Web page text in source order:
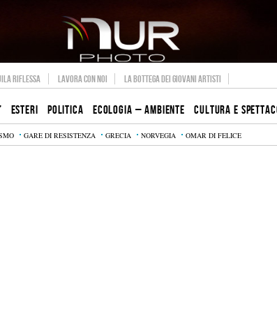
RIFLESSA LAVORA CON NOI LA BOTTEGA DEI GIOVANI ARTISTI
ESTERI POLITICA ECOLOGIA – AMBIENTE CULTURA E
GARE DI RESISTENZA GRECIA NORVEGIA OMAR DI FELICE